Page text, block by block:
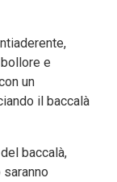
e
un
il baccalà
baccalà,